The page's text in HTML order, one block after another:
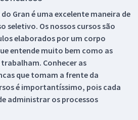
Gran é uma excelente maneira de
seletivo. Os nossos cursos são
elaborados por um corpo
entende muito bem como as
Conhecer as
que tomam a frente da
é importantíssimo, pois cada
administrar os processos